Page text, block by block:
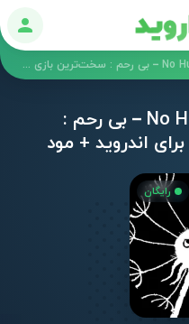
ورود
دانلود No Humanity 8.6.1 – بی رحم :
اندروید + مود
رایگان